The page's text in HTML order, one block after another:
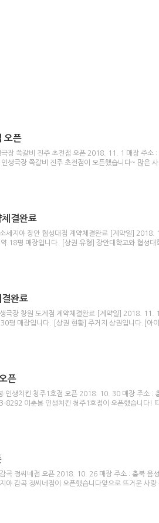
오픈
극장 쪽갈비 진주 초전점 오픈 2018. 11. 1 매장 주
생극장 쪽갈비 진주 초전점이 오픈했습니다~ 많은
결완료
세지야 장안 협성대점 계약체결완료 [계약일]
18평 매장입니다. [상권 유형] 장안대학교와 협성대
결완료
극장 창원 도계점 계약체결완료 [계약일] 2018. 11.
평 매장입니다. [상권 현황] 주거지 상권입니다.[아
픈
인생치킨 청주1호점 오픈 2018. 10. 30 매장 주소 :
8292 이춘봉 인생치킨 청주1호점이 오픈했습니다!
곡 정씨네점 오픈 2018. 10. 26 매장 주소 : 충북 음
감곡 정씨네점이 오픈했습니다앞으로 뜨거운 사